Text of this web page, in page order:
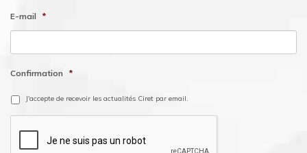
E-mail *
Confirmation *
J'accepte de recevoir les actualités Ciret par email.